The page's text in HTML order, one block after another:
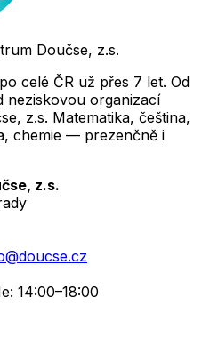
Doučse, z.s.
celé ČR už přes 7 let. Od
neziskovou organizací
z.s. Matematika, čeština,
chemie — prezenčně i
z.s.
14:00–18:00